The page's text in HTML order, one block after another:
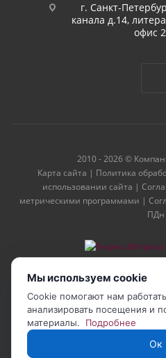
г. Санкт-
канала д.14,
офис
2010 - 2026 ©
Карта сайта | Политика
использовании сайта |
метрическими программами |
ПДн
Мы используем cookie
Cookie помогают нам
анализировать посещения и
материалы.
Подробнее
Ок